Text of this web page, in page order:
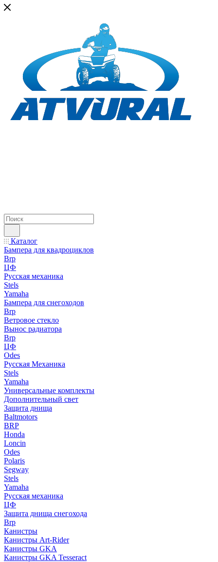
Каталог
Бампера для квадроциклов
Brp
ЦФ
Русская механика
Stels
Yamaha
Бампера для снегоходов
Brp
Ветровое стекло
Вынос радиатора
Brp
ЦФ
Odes
Русская Механика
Stels
Yamaha
Универсальные комплекты
Дополнительный свет
Защита днища
Baltmotors
BRP
Honda
Loncin
Odes
Polaris
Segway
Stels
Yamaha
Русская механика
ЦФ
Защита днища снегохода
Brp
Канистры
Канистры Art-Rider
Канистры GKA
Канистры GKA Tesseract